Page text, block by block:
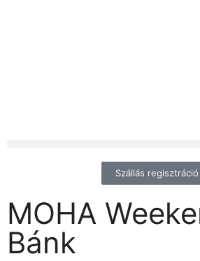
Szállás regisztráció
MOHA
Bánk